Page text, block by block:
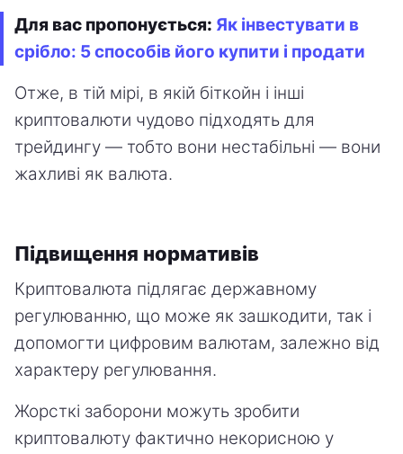
Для вас пропонується: Як інвестувати в
срібло: 5 способів його купити і продати
Отже, в тій мірі, в якій біткойн і інші
криптовалюти чудово підходять для
трейдингу — тобто вони нестабільні — вони
жахливі як валюта.
Підвищення нормативів
Криптовалюта підлягає державному
регулюванню, що може як зашкодити, так і
допомогти цифровим валютам, залежно від
характеру регулювання.
Жорсткі заборони можуть зробити
криптовалюту фактично некорисною у